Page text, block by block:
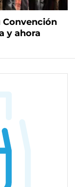
Convención
y ahora